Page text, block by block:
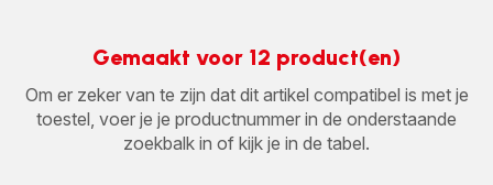
Gemaakt voor 12 product(en)
Om er zeker van te zijn dat dit artikel compatibel is met je
toestel, voer je je productnummer in de onderstaande
zoekbalk in of kijk je in de tabel.